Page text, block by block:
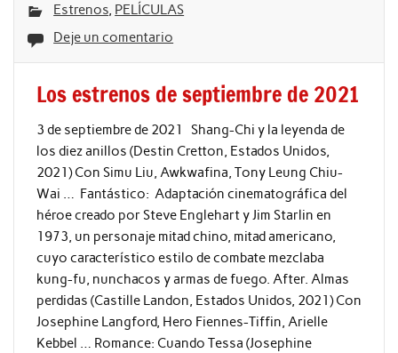
Estrenos, PELÍCULAS
Deje un comentario
Los estrenos de septiembre de 2021
3 de septiembre de 2021 Shang-Chi y la leyenda de
los diez anillos (Destin Cretton, Estados Unidos,
2021) Con Simu Liu, Awkwafina, Tony Leung Chiu-
Wai … Fantástico: Adaptación cinematográfica del
héroe creado por Steve Englehart y Jim Starlin en
1973, un personaje mitad chino, mitad americano,
cuyo característico estilo de combate mezclaba
kung-fu, nunchacos y armas de fuego. After. Almas
perdidas (Castille Landon, Estados Unidos, 2021) Con
Josephine Langford, Hero Fiennes-Tiffin, Arielle
Kebbel … Romance: Cuando Tessa (Josephine